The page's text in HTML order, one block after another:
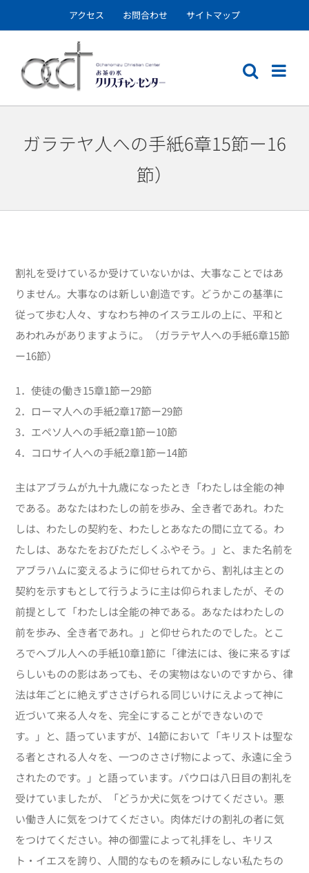
to
アクセス お問合わせ サイトマップ
ガラテヤ人への手紙6章15節ー16
節）
割礼を受けているか受けていないかは、大事なことではあ
りません。大事なのは新しい創造です。どうかこの基準に
従って歩む人々、すなわち神のイスラエルの上に、平和と
あわれみがありますように。（ガラテヤ人への手紙6章15節
ー16節）
1．使徒の働き15章1節ー29節
2．ローマ人への手紙2章17節ー29節
3．エペソ人への手紙2章1節ー10節
4．コロサイ人への手紙2章1節ー14節
主はアブラムが九十九歳になったとき「わたしは全能の神
である。あなたはわたしの前を歩み、全き者であれ。わた
しは、わたしの契約を、わたしとあなたの間に立てる。わ
たしは、あなたをおびただしくふやそう。」と、また名前を
アブラハムに変えるように仰せられてから、割礼は主との
契約を示すもとして行うように主は仰られましたが、その
前提として「わたしは全能の神である。あなたはわたしの
前を歩み、全き者であれ。」と仰せられたのでした。とこ
ろでヘブル人への手紙10章1節に「律法には、後に来るすば
らしいものの影はあっても、その実物はないのですから、律
法は年ごとに絶えずささげられる同じいけにえよって神に
近づいて来る人々を、完全にすることができないので
す。」と、語っていますが、14節において「キリストは聖な
る者とされる人々を、一つのささげ物によって、永遠に全う
されたのです。」と語っています。パウロは八日目の割礼を
受けていましたが、「どうか犬に気をつけてください。悪
い働き人に気をつけてください。肉体だけの割礼の者に気
をつけてください。神の御霊によって礼拝をし、キリス
ト・イエスを誇り、人間的なものを頼みにしない私たちの